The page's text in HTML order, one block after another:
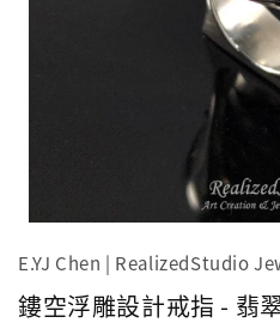
E.YJ Chen | RealizedStudio
鏤空浮雕設計戒指 - 翡